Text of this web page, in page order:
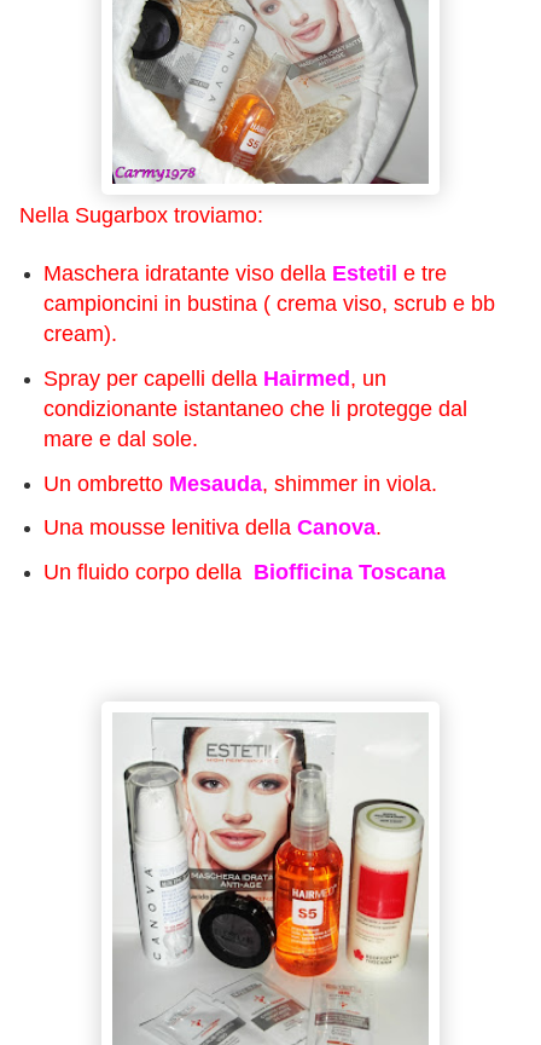
Nella Sugarbox troviamo:
Maschera idratante viso dellaEstetil e tre
campioncini in bustina ( crema viso, scrub e bb
cream).
Spray per capelli dellaHairmed, un
condizionante istantaneo che li protegge dal
mare e dal sole.
Un ombretto Mesauda, shimmer in viola.
Una mousse lenitiva dellaCanova.
Un fluido corpo della Biofficina Toscana